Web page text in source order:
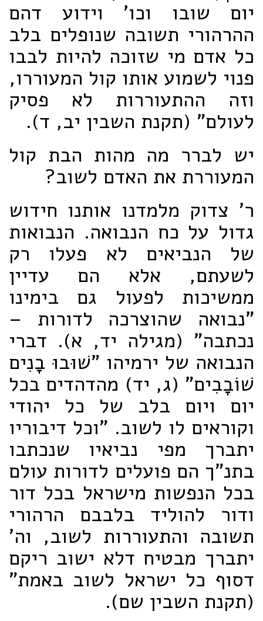
יום שובו וכו' וידוע דהם
ההרהורי תשובה שנופלים בלב
כל אדם מי שזוכה להיות לבבו
פנוי לשמוע אותו קול המעוררו,
וזה ההתעוררות לא פסיק
לעולם" (תקנת השבין יב, ד).
יש לברר מה מהות הבת קול
המעוררת את האדם לשוב?
ר' צדוק מלמדנו אותנו חידוש
גדול על כח הנבואה. הנבואות
של הנביאים לא פעלו רק
לשעתם, אלא הם עדיין
ממשיכות לפעול גם בימינו
"נבואה שהוצרכה לדורות –
נכתבה" (מגילה יד, א). דברי
הנבואה של ירמיהו "שׁוּבוּ בָנִים
שׁוֹבָבִים" (ג, יד) מהדהדים בכל
יום ויום בלב של כל יהודי
וקוראים לו לשוב. "וכל דיבוריו
יתברך מפי נביאיו שנכתבו
בתנ"ך הם פועלים לדורות עולם
בכל הנפשות מישראל בכל דור
ודור להוליד בלבבם הרהורי
תשובה והתעוררות לשוב, וה'
יתברך מבטיח דלא ישוב ריקם
דסוף כל ישראל לשוב באמת"
(תקנת השבין שם).